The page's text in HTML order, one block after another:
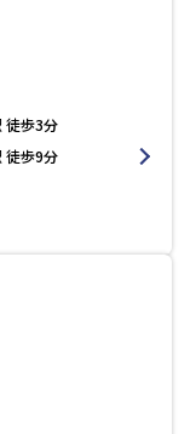
徒歩3分
徒歩9分